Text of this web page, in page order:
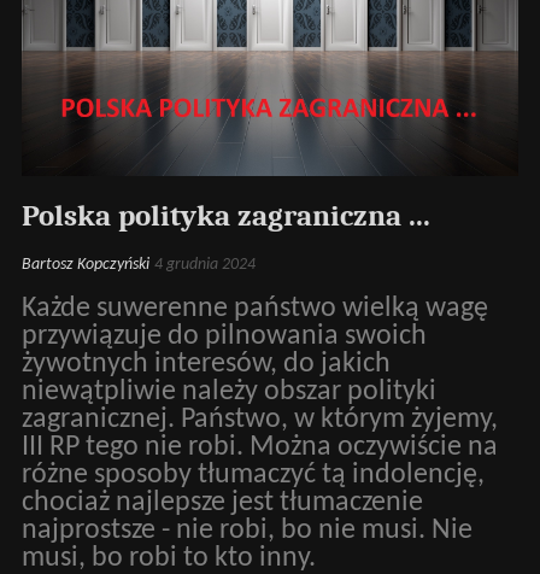
Polska polityka zagraniczna ...
Bartosz Kopczyński 4 grudnia 2024
Każde suwerenne państwo wielką wagę
przywiązuje do pilnowania swoich
żywotnych interesów, do jakich
niewątpliwie należy obszar polityki
zagranicznej. Państwo, w którym żyjemy,
III RP tego nie robi. Można oczywiście na
różne sposoby tłumaczyć tą indolencję,
chociaż najlepsze jest tłumaczenie
najprostsze - nie robi, bo nie musi. Nie
musi, bo robi to kto inny.